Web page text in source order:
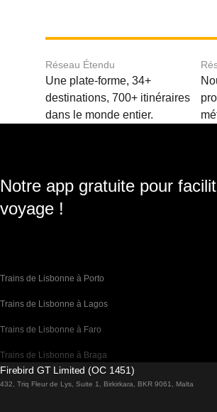
Réseau Étendu
Une plate-forme, 34+
destinations, 700+ itinéraires
dans le monde entier.
Notre app gratuite pour
voyage !
Trains de Lisbonne à Porto
Trains de Lisbonne à Lagos
Trains de Lisbonne à Faro
Trains de Lisbonne à Braga
Trains de Barcelone à Madrid
Firebird GT Limited (OC 1451)
432, Triq Fleur de Lys, Suite 1, Birkirkara, BKR 9061, Malta